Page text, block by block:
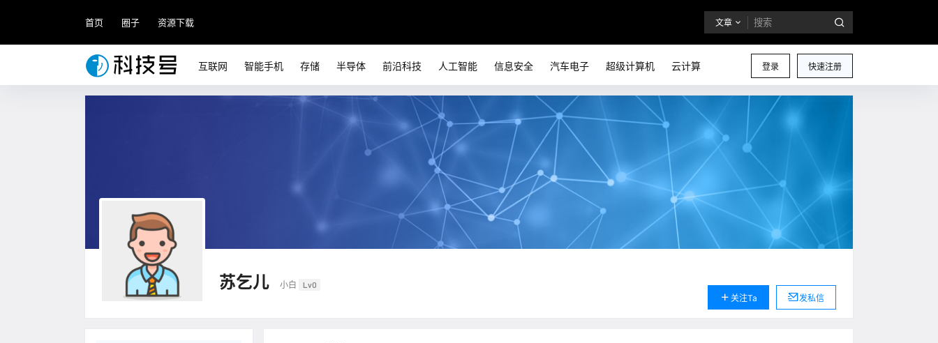
首页 圈子 资源下载 文章
登录 快速注册
互联网 智能手机 存储 半导体 前沿科技 人工智能 信息安全 汽车电子 超级计算机 云计算
苏乞儿 小白
Lv0
关注Ta
发私信